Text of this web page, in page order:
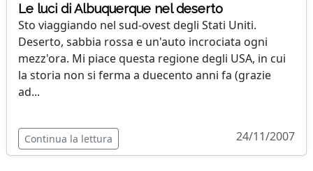
Le luci di Albuquerque nel deserto
Sto viaggiando nel sud-ovest degli Stati Uniti.
Deserto, sabbia rossa e un'auto incrociata ogni
mezz'ora. Mi piace questa regione degli USA, in cui
la storia non si ferma a duecento anni fa (grazie
ad...
Continua la lettura 24/11/2007